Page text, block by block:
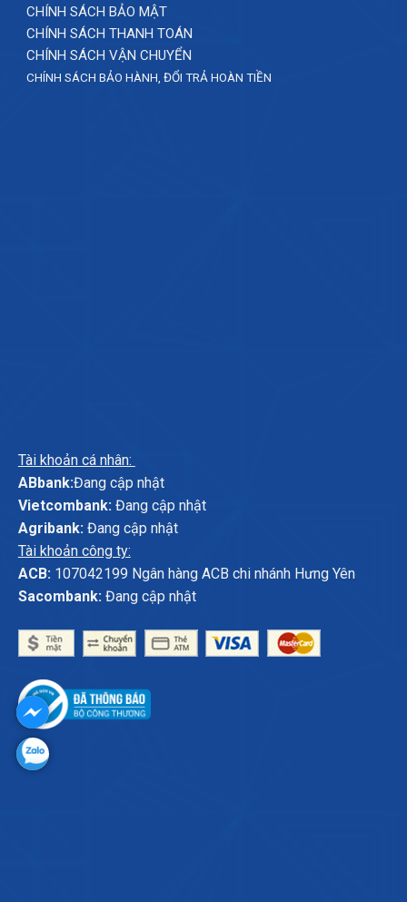
CHÍNH SÁCH BẢO MẬT
CHÍNH SÁCH THANH TOÁN
CHÍNH SÁCH VẬN CHUYỂN
CHÍNH SÁCH BẢO HÀNH, ĐỔI TRẢ HOÀN TIỀN
Tài khoản cá nhân:
ABbank:Đang cập nhật
Vietcombank:Đang cập nhật
Agribank:Đang cập nhật
Tài khoản công ty:
ACB:107042199 Ngân hàng ACB chi nhánh Hưng Yên
Sacombank:Đang cập nhật